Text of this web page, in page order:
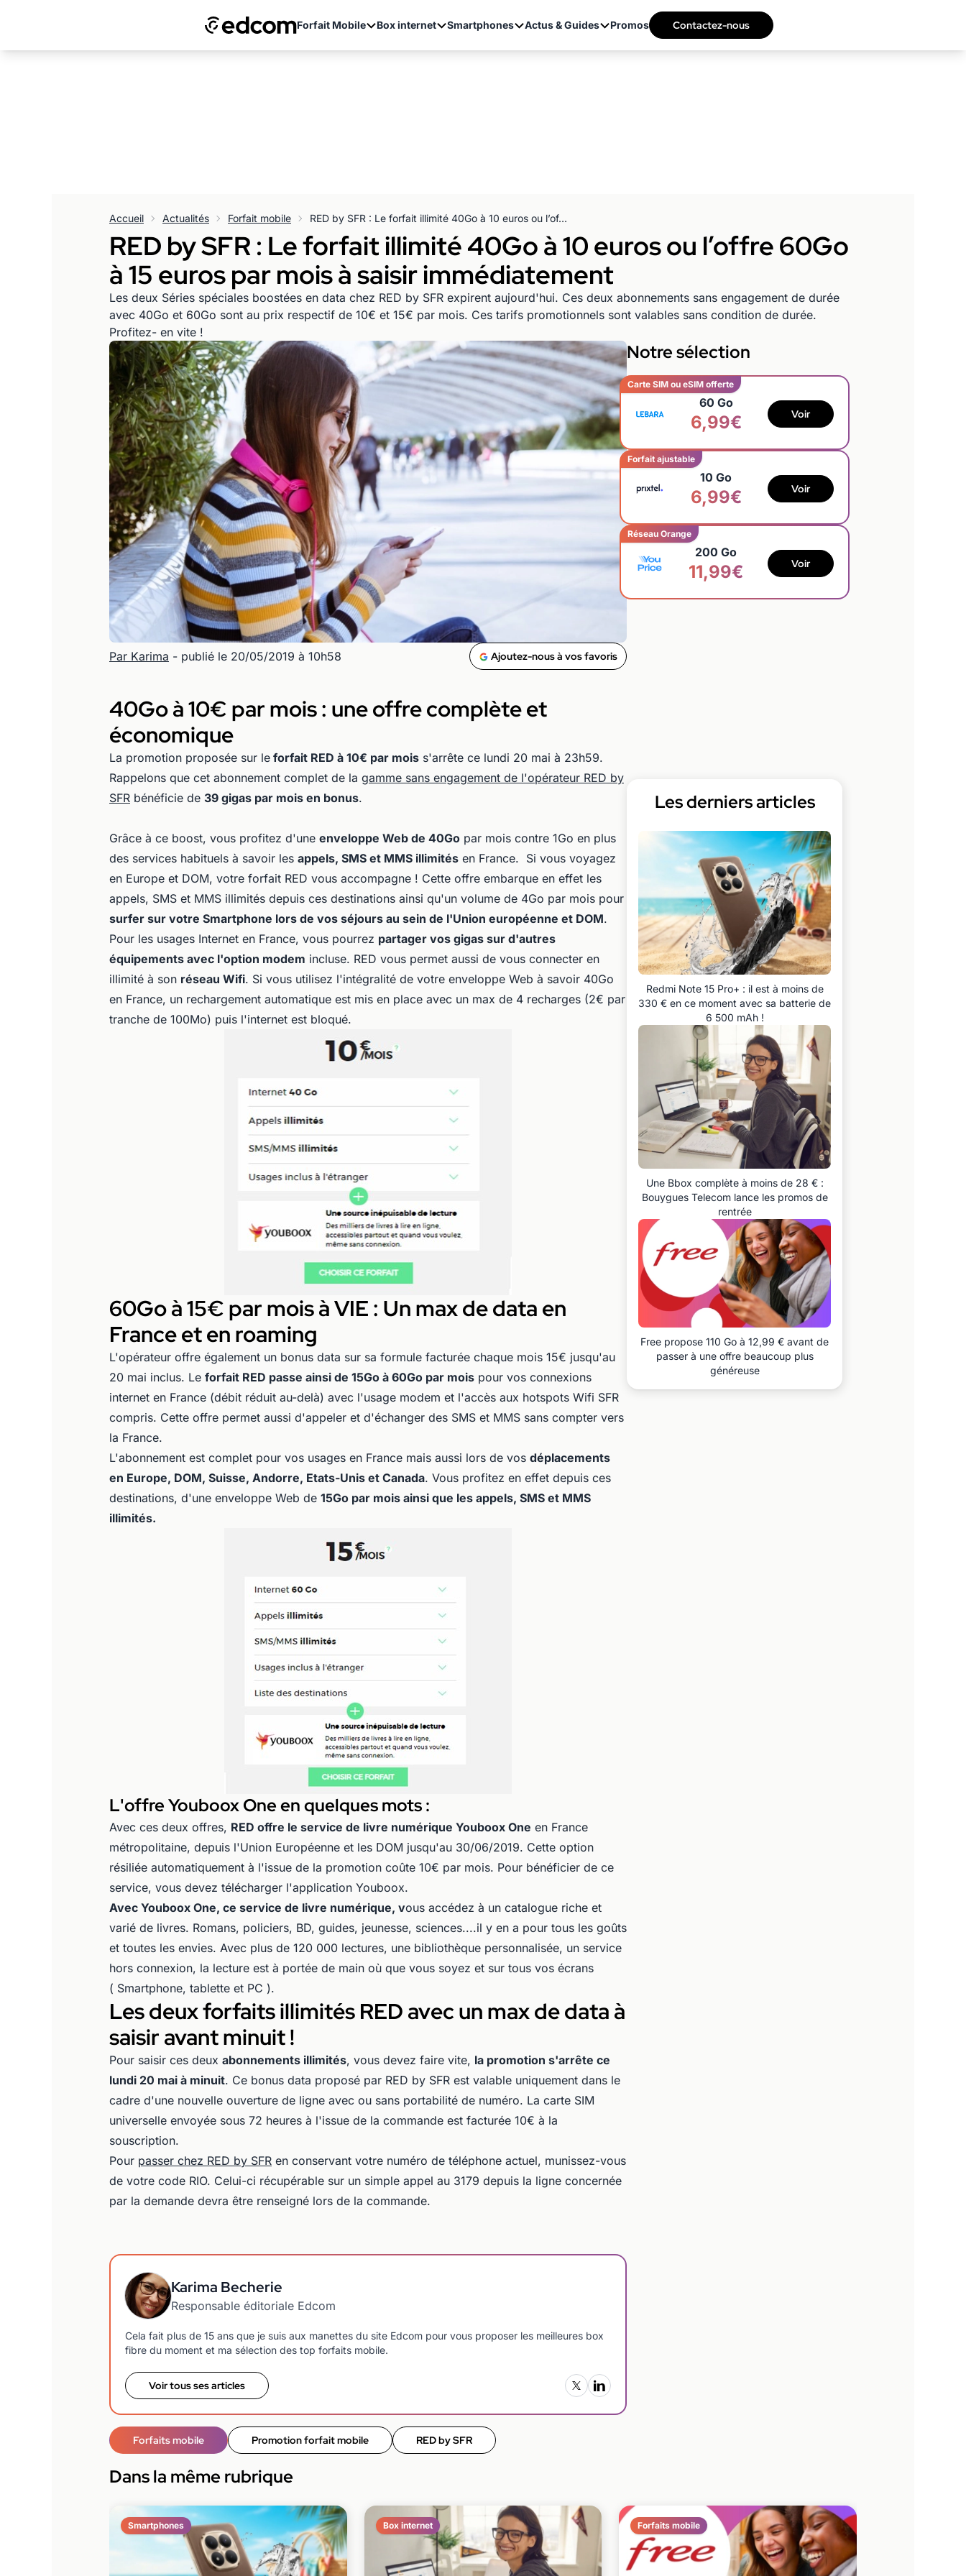
Forfait Mobile Box internet Smartphones Actus & Guides Promos Contactez-nous
Accueil Actualités Forfait mobile RED by SFR : Le forfait illimité 40Go à 10 euros ou l’offre 60Go à 15 euros par mois à saisir immédiatement
RED by SFR : Le forfait illimité 40Go à 10 euros ou l’offre 60Go
à 15 euros par mois à saisir immédiatement
Les deux Séries spéciales boostées en data chez RED by SFR expirent aujourd'hui. Ces deux abonnements sans engagement de durée
avec 40Go et 60Go sont au prix respectif de 10€ et 15€ par mois. Ces tarifs promotionnels sont valables sans condition de durée.
Profitez- en vite !
Par Karima - publié le 20/05/2019 à 10h58 Ajoutez-nous à vos favoris
40Go à 10€ par mois : une offre complète et
économique
La promotion proposée sur le forfait RED à 10€ par mois s'arrête ce lundi 20 mai à 23h59.
Rappelons que cet abonnement complet de la gamme sans engagement de l'opérateur RED by
SFR bénéficie de 39 gigas par mois en bonus.
Grâce à ce boost, vous profitez d'une enveloppe Web de 40Go par mois contre 1Go en plus
des services habituels à savoir les appels, SMS et MMS illimités en France. Si vous voyagez
en Europe et DOM, votre forfait RED vous accompagne ! Cette offre embarque en effet les
appels, SMS et MMS illimités depuis ces destinations ainsi qu'un volume de 4Go par mois pour
surfer sur votre Smartphone lors de vos séjours au sein de l'Union européenne et DOM.
Pour les usages Internet en France, vous pourrez partager vos gigas sur d'autres
équipements avec l'option modem incluse. RED vous permet aussi de vous connecter en
illimité à son réseau Wifi. Si vous utilisez l'intégralité de votre enveloppe Web à savoir 40Go
en France, un rechargement automatique est mis en place avec un max de 4 recharges (2€ par
tranche de 100Mo) puis l'internet est bloqué.
60Go à 15€ par mois à VIE : Un max de data en
France et en roaming
L'opérateur offre également un bonus data sur sa formule facturée chaque mois 15€ jusqu'au
20 mai inclus. Le forfait RED passe ainsi de 15Go à 60Go par mois pour vos connexions
internet en France (débit réduit au-delà) avec l'usage modem et l'accès aux hotspots Wifi SFR
compris. Cette offre permet aussi d'appeler et d'échanger des SMS et MMS sans compter vers
la France.
L'abonnement est complet pour vos usages en France mais aussi lors de vos déplacements
en Europe, DOM, Suisse, Andorre, Etats-Unis et Canada. Vous profitez en effet depuis ces
destinations, d'une enveloppe Web de 15Go par mois ainsi que les appels, SMS et MMS
illimités.
L'offre Youboox One en quelques mots :
Avec ces deux offres, RED offre le service de livre numérique Youboox One en France
métropolitaine, depuis l'Union Européenne et les DOM jusqu'au 30/06/2019. Cette option
résiliée automatiquement à l'issue de la promotion coûte 10€ par mois. Pour bénéficier de ce
service, vous devez télécharger l'application Youboox.
Avec Youboox One, ce service de livre numérique, vous accédez à un catalogue riche et
varié de livres. Romans, policiers, BD, guides, jeunesse, sciences....il y en a pour tous les goûts
et toutes les envies. Avec plus de 120 000 lectures, une bibliothèque personnalisée, un service
hors connexion, la lecture est à portée de main où que vous soyez et sur tous vos écrans
( Smartphone, tablette et PC ).
Les deux forfaits illimités RED avec un max de data à
saisir avant minuit !
Pour saisir ces deux abonnements illimités, vous devez faire vite, la promotion s'arrête ce
lundi 20 mai à minuit. Ce bonus data proposé par RED by SFR est valable uniquement dans le
cadre d'une nouvelle ouverture de ligne avec ou sans portabilité de numéro. La carte SIM
universelle envoyée sous 72 heures à l'issue de la commande est facturée 10€ à la
souscription.
Pour passer chez RED by SFR en conservant votre numéro de téléphone actuel, munissez-vous
de votre code RIO. Celui-ci récupérable sur un simple appel au 3179 depuis la ligne concernée
par la demande devra être renseigné lors de la commande.
Karima Becherie
Responsable éditoriale Edcom
Cela fait plus de 15 ans que je suis aux manettes du site Edcom pour vous proposer les meilleures box
fibre du moment et ma sélection des top forfaits mobile.
Voir tous ses articles
Forfaits mobile Promotion forfait mobile RED by SFR
Notre sélection
Carte SIM ou eSIM offerte
60 Go
6,99€ Voir
Forfait ajustable
10 Go
6,99€ Voir
Réseau Orange
200 Go
11,99€ Voir
Les derniers articles
Redmi Note 15 Pro+ : il est à moins de
330 € en ce moment avec sa batterie de
6 500 mAh !
Une Bbox complète à moins de 28 € :
Bouygues Telecom lance les promos de
rentrée
Free propose 110 Go à 12,99 € avant de
passer à une offre beaucoup plus
généreuse
Dans la même rubrique
Smartphones Box internet Forfaits mobile